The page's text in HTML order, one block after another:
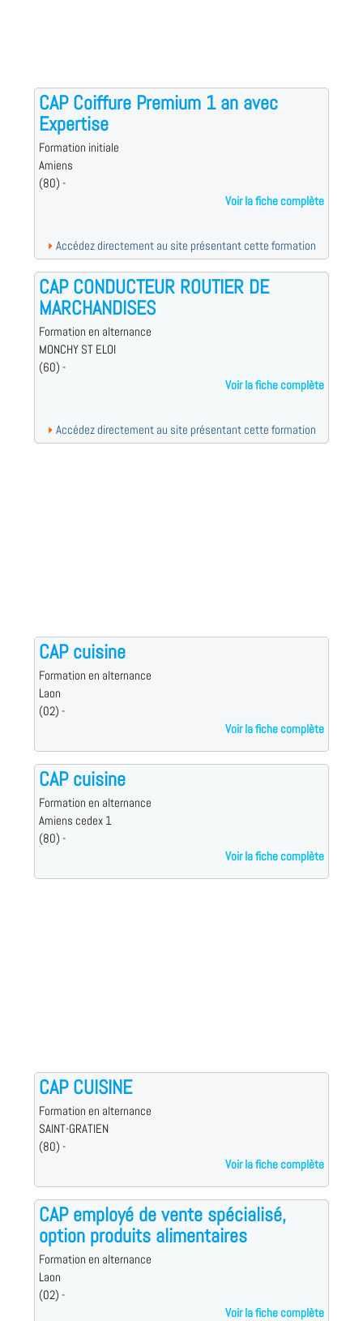
CAP Coiffure Premium 1 an avec
Expertise
Formation initiale
Amiens
(80) -
Voir la fiche complète
Accédez directement au site présentant cette formation
CAP CONDUCTEUR ROUTIER DE
MARCHANDISES
Formation en alternance
MONCHY ST ELOI
(60) -
Voir la fiche complète
Accédez directement au site présentant cette formation
CAP cuisine
Formation en alternance
Laon
(02) -
Voir la fiche complète
CAP cuisine
Formation en alternance
Amiens cedex 1
(80) -
Voir la fiche complète
CAP CUISINE
Formation en alternance
SAINT-GRATIEN
(80) -
Voir la fiche complète
CAP employé de vente spécialisé,
option produits alimentaires
Formation en alternance
Laon
(02) -
Voir la fiche complète